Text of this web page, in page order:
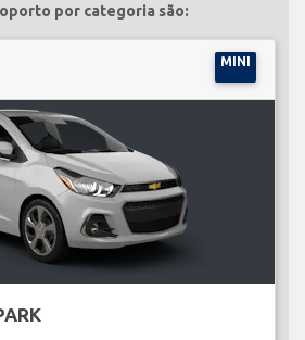
por categoria são:
MINI